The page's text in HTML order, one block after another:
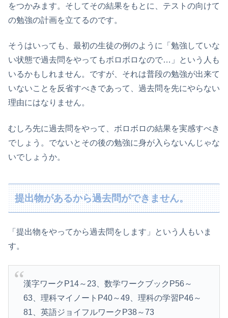
をつかみます。そしてその結果をもとに、テストの向けて
の勉強の計画を立てるのです。
そうはいっても、最初の生徒の例のように「勉強していな
い状態で過去問をやってもボロボロなので…」という人も
いるかもしれません。ですが、それは普段の勉強が出来て
いないことを反省すべきであって、過去問を先にやらない
理由にはなりません。
むしろ先に過去問をやって、ボロボロの結果を実感すべき
でしょう。でないとその後の勉強に身が入らないんじゃな
いでしょうか。
提出物があるから過去問ができません。
「提出物をやってから過去問をします」という人もいま
す。
漢字ワークP14～23、数学ワークブックP56～
63、理科マイノートP40～49、理科の学習P46～
81、英語ジョイフルワークP38～73